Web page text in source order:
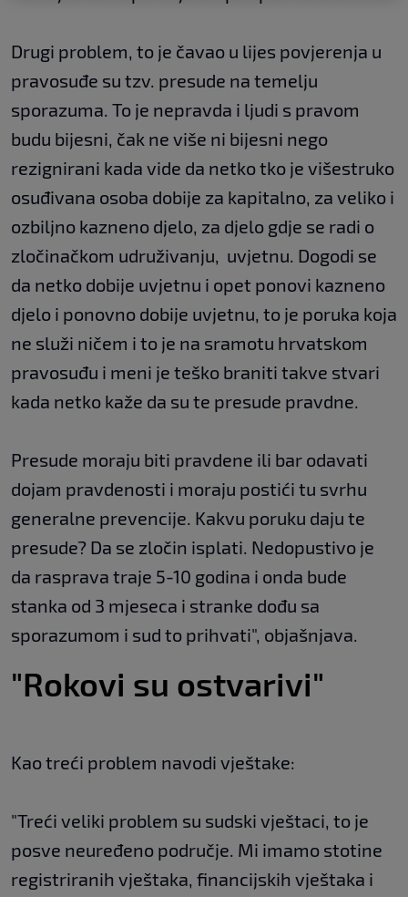
Drugi problem, to je čavao u lijes povjerenja u
pravosuđe su tzv. presude na temelju
sporazuma. To je nepravda i ljudi s pravom
budu bijesni, čak ne više ni bijesni nego
rezignirani kada vide da netko tko je višestruko
osuđivana osoba dobije za kapitalno, za veliko i
ozbiljno kazneno djelo, za djelo gdje se radi o
zločinačkom udruživanju, uvjetnu. Dogodi se
da netko dobije uvjetnu i opet ponovi kazneno
djelo i ponovno dobije uvjetnu, to je poruka koja
ne služi ničem i to je na sramotu hrvatskom
pravosuđu i meni je teško braniti takve stvari
kada netko kaže da su te presude pravdne.
Presude moraju biti pravdene ili bar odavati
dojam pravdenosti i moraju postići tu svrhu
generalne prevencije. Kakvu poruku daju te
presude? Da se zločin isplati. Nedopustivo je
da rasprava traje 5-10 godina i onda bude
stanka od 3 mjeseca i stranke dođu sa
sporazumom i sud to prihvati", objašnjava.
"Rokovi su ostvarivi"
Kao treći problem navodi vještake:
"Treći veliki problem su sudski vještaci, to je
posve neuređeno područje. Mi imamo stotine
registriranih vještaka, financijskih vještaka i